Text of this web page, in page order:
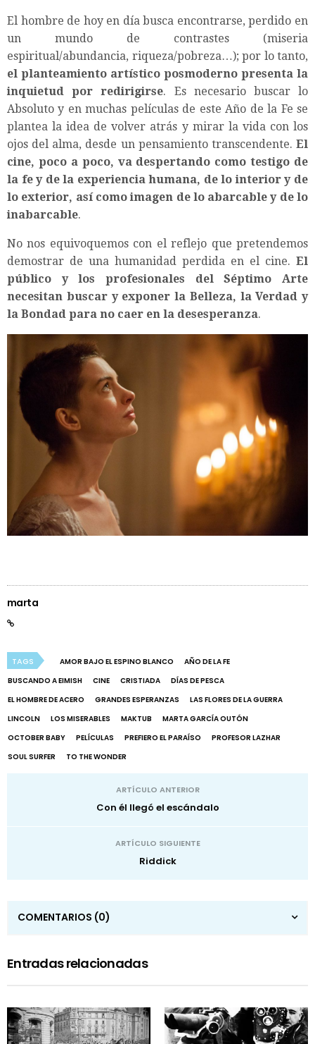
El hombre de hoy en día busca encontrarse, perdido en
un mundo de contrastes (miseria
espiritual/abundancia, riqueza/pobreza…); por lo tanto,
el planteamiento artístico posmoderno presenta la
inquietud por redirigirse. Es necesario buscar lo
Absoluto y en muchas películas de este Año de la Fe se
plantea la idea de volver atrás y mirar la vida con los
ojos del alma, desde un pensamiento transcendente. El
cine, poco a poco, va despertando como testigo de
la fe y de la experiencia humana, de lo interior y de
lo exterior, así como imagen de lo abarcable y de lo
inabarcable.
No nos equivoquemos con el reflejo que pretendemos
demostrar de una humanidad perdida en el cine. El
público y los profesionales del Séptimo Arte
necesitan buscar y exponer la Belleza, la Verdad y
la Bondad para no caer en la desesperanza.
marta
TAGS AMOR BAJO EL ESPINO BLANCO
AÑO DE LA FE
BUSCANDO A EIMISH
CINE CRISTIADA
DÍAS DE PESCA
EL HOMBRE DE ACERO
GRANDES ESPERANZAS
LAS FLORES DE LA GUERRA
LINCOLN
LOS MISERABLES MAKTUB
MARTA GARCÍA OUTÓN
OCTOBER BABY
PELÍCULAS PREFIERO EL PARAÍSO
PROFESOR LAZHAR
SOUL SURFER
TO THE WONDER
ARTÍCULO ANTERIOR
Con él llegó el escándalo
ARTÍCULO SIGUIENTE
Riddick
COMENTARIOS (0)
Entradas relacionadas